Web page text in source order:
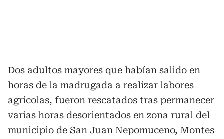
Dos adultos mayores que habían salido en
horas de la madrugada a realizar labores
agrícolas, fueron rescatados tras permanecer
varias horas desorientados en zona rural del
municipio de San Juan Nepomuceno, Montes